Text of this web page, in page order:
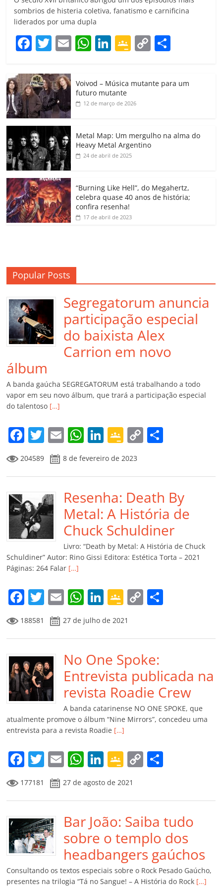
sombrios de histeria coletiva, fanatismo e carnificina
liderados por uma dupla
F
c
e
b
o
o
k
T
itt
er
E
ai
W
at
s
A
p
Li
k
e
dI
G
gl
e
a
ss
o
m
C
y
k
p
h
Voivod – Música mutante para um
futuro mutante
12 de março de 2026
Metal Map: Um mergulho na alma do
Heavy Metal Argentino
24 de abril de 2025
“Burning Like Hell”, do Megahertz,
celebra quase 40 anos de história;
confira resenha!
17 de abril de 2023
Popular Posts
Segregatorum anuncia
participação especial
do baixista Alex
Carrion em novo
álbum
A banda gaúcha SEGREGATORUM está trabalhando a todo
vapor em seu novo álbum, que trará a participação especial
do talentoso […]
F
a
c
e
b
o
o
k
T
w
itt
er
E
m
ai
l
W
at
s
A
p
p
Li
k
e
dI
n
G
o
o
gl
e
Cl
a
ss
ro
m
C
y
Li
n
k
p
ar
til
h
ar
204589 8 de fevereiro de 2023
Resenha: Death By
Metal: A História de
Chuck Schuldiner
Livro: “Death by Metal: A História de Chuck
Schuldiner” Autor: Rino Gissi Editora: Estética Torta – 2021
Páginas: 264 Falar […]
F
a
c
e
b
o
o
k
T
w
itt
er
E
m
ai
l
W
h
at
s
A
p
p
Li
n
k
e
dI
n
G
o
o
gl
e
Cl
a
ss
ro
o
m
C
y
Li
n
k
p
til
h
ar
188581 27 de julho de 2021
No One Spoke:
Entrevista publicada na
revista Roadie Crew
A banda catarinense NO ONE SPOKE, que
atualmente promove o álbum “Nine Mirrors”, concedeu uma
entrevista para a revista Roadie […]
F
a
c
e
b
o
o
k
T
w
itt
er
E
m
ai
l
W
at
s
A
p
p
Li
n
k
e
dI
n
G
o
o
gl
e
Cl
a
ss
ro
C
y
Li
n
k
p
ar
til
h
ar
177181 27 de agosto de 2021
Bar João: Saiba tudo
sobre o templo dos
headbangers gaúchos
Consultando os textos especiais sobre o Rock Pesado Gaúcho,
presentes na trilogia “Tá no Sangue! – A História do Rock […]